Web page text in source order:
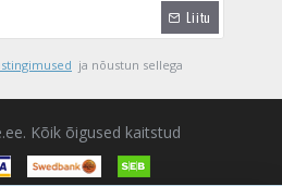
Liitu
ja nõustun sellega
Kõik õigused kaitstud